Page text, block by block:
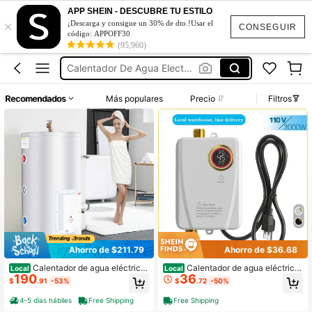
CONSEGUIR
×
APP SHEIN - DESCUBRE TU ESTILO
¡Descarga y consigue un 30% de dto.!Usar el
código: APPOFF30
(95,960)
Calentador De Agua Eléctrico Para Baños
Calentador De Agua
Calentador De Agua Electrico Para Duchas
Calentador De Agua Eléctrico Para Baños
Calentador De Agua
Recomendados Más populares Precio Filtros
Ahorro de $211.79
Local Calentador de agua eléctrico
instantáneo con tanque de 18 galon
es, 1.6 kW, sin tanque, con pantalla
LED y control de perilla, resistente a
l agua IPX4, conexión lateral, calent
$190.91 -53%
4-5 días hábiles Free Shipping
Ahorro de $36.68
Local Calentador de agua eléctrico
sin tanque Lianfengymx 110V, 300
0W Instantáneo portátil de agua cal
iente a pedido para fregadero, coci
na de autocaravana, camping, pant
$36.72 -50%
Free Shipping